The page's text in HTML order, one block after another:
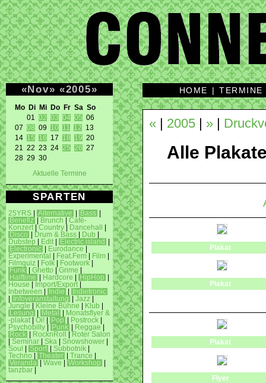
«Nov» «2005»
Mo Di Mi Do Fr Sa So
01 02 03 04 05 06
07 08 09 10 11 12 13
14 15 16 17 18 19 20
21 22 23 24 25 26 27
28 29 30
Aktuelle Termine
SPARTEN
25YRS Alternative Bass
Benefiz
Brunch
Café-
Konzert
Country Dancehall
Disco
Drum & Bass Dub
Dubstep
Edit Electric island
Electronic
Eurodance
Experimental
Feat.Fem Film
Filmquiz
Folk Footwork
Funk
Ghetto Grime
Halftime
Hardcore HipHop
House
Import/Export
Inbetween
Indie
Indietronic
Infoveranstaltung Jazz
Jungle
Kleine Bühne Klub
Lesung
Metal
Monatsflyer &
-plakat
Oi! Pop Postrock
Psychobilly
Punk Reggae
Rock
RocknRoll
Roter Salon
Seminar Ska Snowshower
Soul
Sport Subbotnik
Techno
Theater Trance
Veranda
Wave Workshop
tanzbar
HOME |TERMINE
« 2005 »
Alle
Plakat
Plakat
Plakat
Flyer